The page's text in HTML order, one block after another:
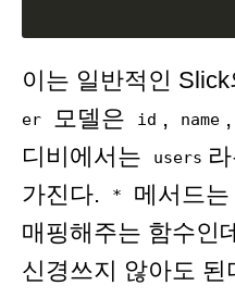
이는 일반적인
er
모델은 id , name ,
디비에서는
users
가진다.
*
메서드
매핑해주는 함수인
신경쓰지 않아도 된